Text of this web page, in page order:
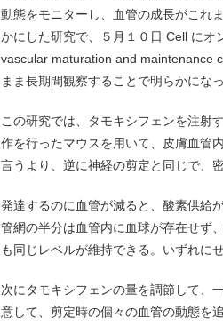
動態をモニターし、血管の成長がこれ
かにした研究で、５月１０日 Cell に
vascular maturation and maintenance
まま長期間観察することで明らかにな
この研究では、タモキシフェンを注射
作を行ったマウスを用いて、皮膚血管
言うより、逆に神経の剪定と同じで、
発達するのに血管が減ると、酸素供給
管網の半分は血管内に血球が存在せず
も同じレベルが維持できる。いずれに
次にタモキシフェンの量を調節して、
意して、剪定時の個々の血管の動態を